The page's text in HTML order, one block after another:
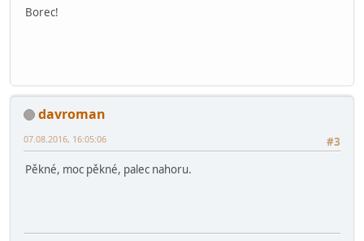
Borec!
davroman
#3
07.08.2016, 16:05:06
Pěkné, moc pěkné, palec nahoru.